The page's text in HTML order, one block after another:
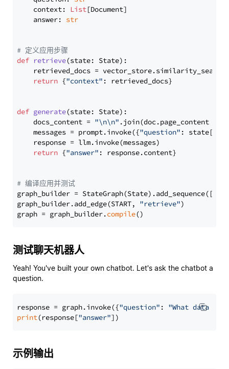
    context:
List[Document]
    answer:
str
# 定义应用步骤
def retrieve(state: State):
retrieved_docs =
return {"context" : retrieved_docs}
def generate(state: State):
    docs_content =
"\n\n" .join(doc.page_content
    messages = prompt.invoke({
"question" : state[
    response = llm.invoke(messages)
return {"answer" : response.content}
# 编译应用并测试
graph_builder =
graph_builder.add_edge(START, "retrieve")
graph = graph_builder.compile
测试聊天机器人
Yeah! You've built your own chatbot. Let's ask the chatbot a
question.
response = graph.invoke({"question" : "What data
print(response["answer"
示例输出